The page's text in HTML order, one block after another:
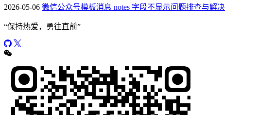
2026-05-06 微信公众号模板消息 notes 字段不显示问题排查与解决
“保持热爱，勇往直前”